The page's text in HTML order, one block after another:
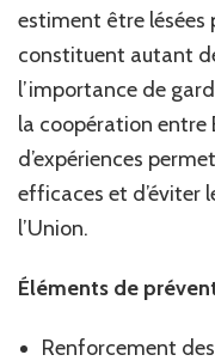
estiment être lésées
constituent autant
l’importance de
la coopération entre
d’expériences
efficaces et d’éviter
l’Union.
Éléments de
Renforcement